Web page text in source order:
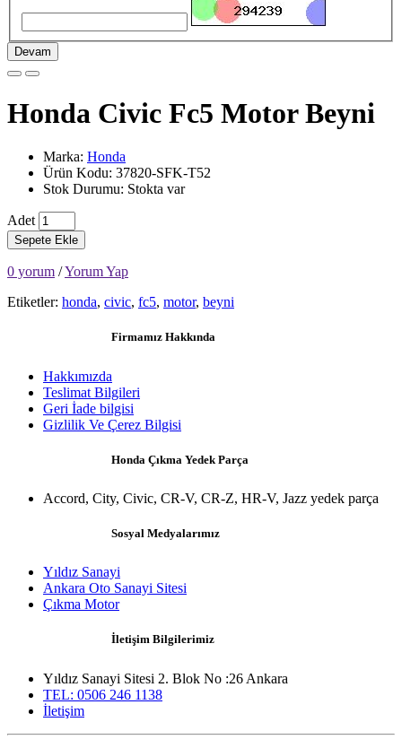
Devam
Honda Civic Fc5 Motor Beyni
Marka: Honda
Ürün Kodu: 37820-SFK-T52
Stok Durumu: Stokta var
Adet
Sepete Ekle
0 yorum /Yorum Yap
Etiketler: honda, civic, fc5, motor, beyni
Firmamız Hakkında
Hakkımızda
Teslimat Bilgileri
Geri İade bilgisi
Gizlilik Ve Çerez Bilgisi
Honda Çıkma Yedek Parça
Accord, City, Civic, CR-V, CR-Z, HR-V, Jazz yedek parça
Sosyal Medyalarımız
Yıldız Sanayi
Ankara Oto Sanayi Sitesi
Çıkma Motor
İletişim Bilgilerimiz
Yıldız Sanayi Sitesi 2. Blok No :26 Ankara
TEL: 0506 246 1138
İletişim